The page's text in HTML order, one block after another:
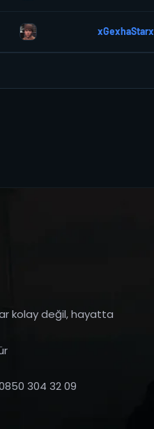
xGexhaStarx
kolay değil, hayatta
304 32 09